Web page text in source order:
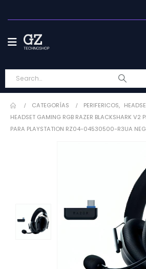
CATEGORÍAS PERIFERICOS,
HEADSET GAMING RGB RAZER BLACKSHARK V2
PARA PLAYSTATION RZ04-04530500-R3UA